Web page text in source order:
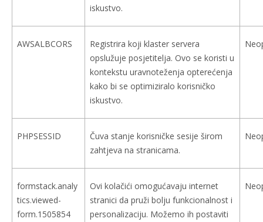
iskustvo.
AWSALBCORS
Registrira koji klaster servera
opslužuje posjetitelja. Ovo se koristi u
kontekstu uravnoteženja opterećenja
kako bi se optimiziralo korisničko
iskustvo.
PHPSESSID
Čuva stanje korisničke sesije širom
zahtjeva na stranicama.
formstack.analy
tics.viewed-
form.1505854
Ovi kolačići omogućavaju internet
stranici da pruži bolju funkcionalnost i
personalizaciju. Možemo ih postaviti